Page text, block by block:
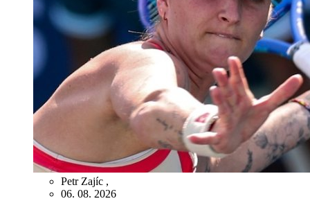
Petr Zajíc ,
06. 08. 2026